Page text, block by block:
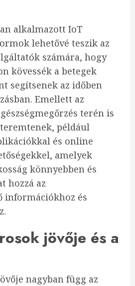
alkalmazott IoT
lehetővé teszik az
számára, hogy
kövessék a betegek
segítsenek az időben
Emellett az
terén is
például
és online
amelyek
könnyebben és
hozzá az
információkhoz és
jövője és a
nagyban függ az